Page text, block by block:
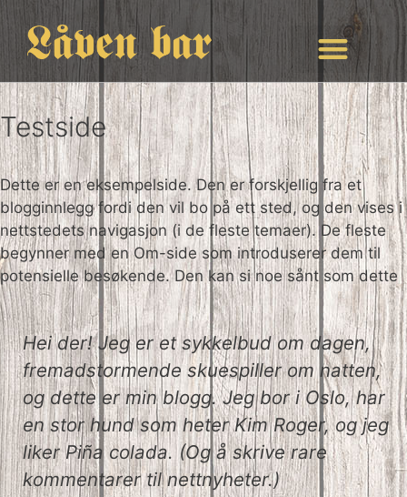
Testside
Dette er en eksempelside. Den er forskjellig fra et
blogginnlegg fordi den vil bo på ett sted, og den vises i
nettstedets navigasjon (i de fleste temaer). De fleste
begynner med en Om-side som introduserer dem til
potensielle besøkende. Den kan si noe sånt som dette
Hei der! Jeg er et sykkelbud om dagen,
fremadstormende skuespiller om natten,
og dette er min blogg. Jeg bor i Oslo, har
en stor hund som heter Kim Roger, og jeg
liker Piña colada. (Og å skrive rare
kommentarer til nettnyheter.)